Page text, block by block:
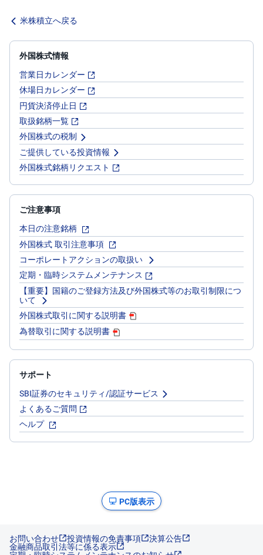
米株積立へ戻る
外国株式情報
営業日カレンダー
休場日カレンダー
円貨決済停止日
取扱銘柄一覧
外国株式の税制
ご提供している投資情報
外国株式銘柄リクエスト
ご注意事項
本日の注意銘柄
外国株式 取引注意事項
コーポレートアクションの取扱い
定期・臨時システムメンテナンス
【重要】国籍のご登録方法及び外国株式等のお取引制限につ
いて
外国株式取引に関する説明書
為替取引に関する説明書
サポート
SBI証券のセキュリティ/認証サービス
よくあるご質問
ヘルプ
PC版表示
お問い合わせ 投資情報の免責事項 決算公告
金融商品取引法等に係る表示